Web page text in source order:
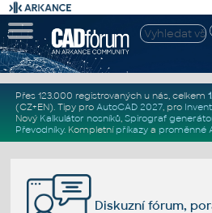
Přes 123.000 registrovaných u nás, celkem
(CZ+EN). Tipy pro AutoCAD 2027, pro
Nový Kalkulátor nosníků, Spirograf
Převodníky. Kompletní příkazya proměnné
Diskuzní fórum,